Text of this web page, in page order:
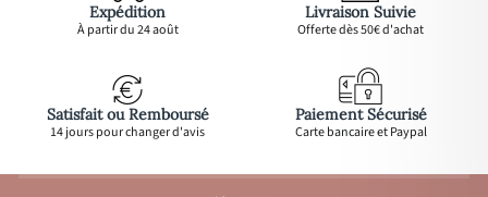
Expédition
À partir du 24 août
Livraison Suivie
Offerte dès 50€ d'achat
Satisfait ou Remboursé
14 jours pour changer d'avis
Paiement Sécurisé
Carte bancaire et Paypal